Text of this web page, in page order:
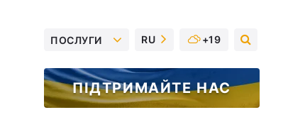
ПОСЛУГИ RU +19
ПІДТРИМАЙТЕ НАС